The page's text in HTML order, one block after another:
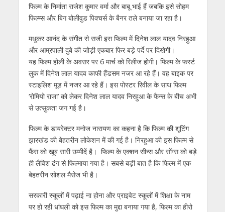
फिल्म के निर्माता राजेश कुमार वर्मा और बाबू भाई हैं जबकि इसे सोहम
फिल्म्स और बिग बोलीवुड पिक्चर्स के बैनर तले बनाया जा रहा है।
मधुकर आनंद के संगीत से सजी इस फिल्म में दिनेश लाल यादव निरहुआ
और आम्रपाली दुबे की जोड़ी एकबार फिर बड़े पर्दे पर दिखेगी।
यह फिल्म होली के अवसर पर 6 मार्च को रिलीज होगी। फिल्म के फर्स्ट
लुक में दिनेश लाल यादव काफी हैंडसम नजर आ रहे हैं। वह बाइक पर
स्टाइलिश मूड में नजर आ रहे हैं। इस पोस्टर रिवील के साथ फिल्‍म
‘रोमियो राजा’ को लेकर दिनेश लाल यादव निरहुआ के फैन्स के बीच अभी
से उत्सुकता जग गई है।
फिल्म के डायरेक्टर मनोज नारायण का कहना है कि फिल्‍म की शूटिंग
झारखंड की बेहतरीन लोकेशन में की गई है। निरहुआ की इस फिल्म से
फैंस को खूब सारी उम्मीदें है। फिल्म के एक्शन सीन्स और सोंग्स को बड़े
ही लैविश ढंग से फिल्माया गया है। सबसे बड़ी बात है कि फिल्म में एक
बेहतरीन सोशल मैसेज भी है।
सरकारी स्कूलों में पढ़ाई ना होना और प्राइवेट स्कूलों में शिक्षा के नाम
पर हो रही धांधली को इस फिल्म का मुद्दा बनाया गया है, फिल्म का हीरो